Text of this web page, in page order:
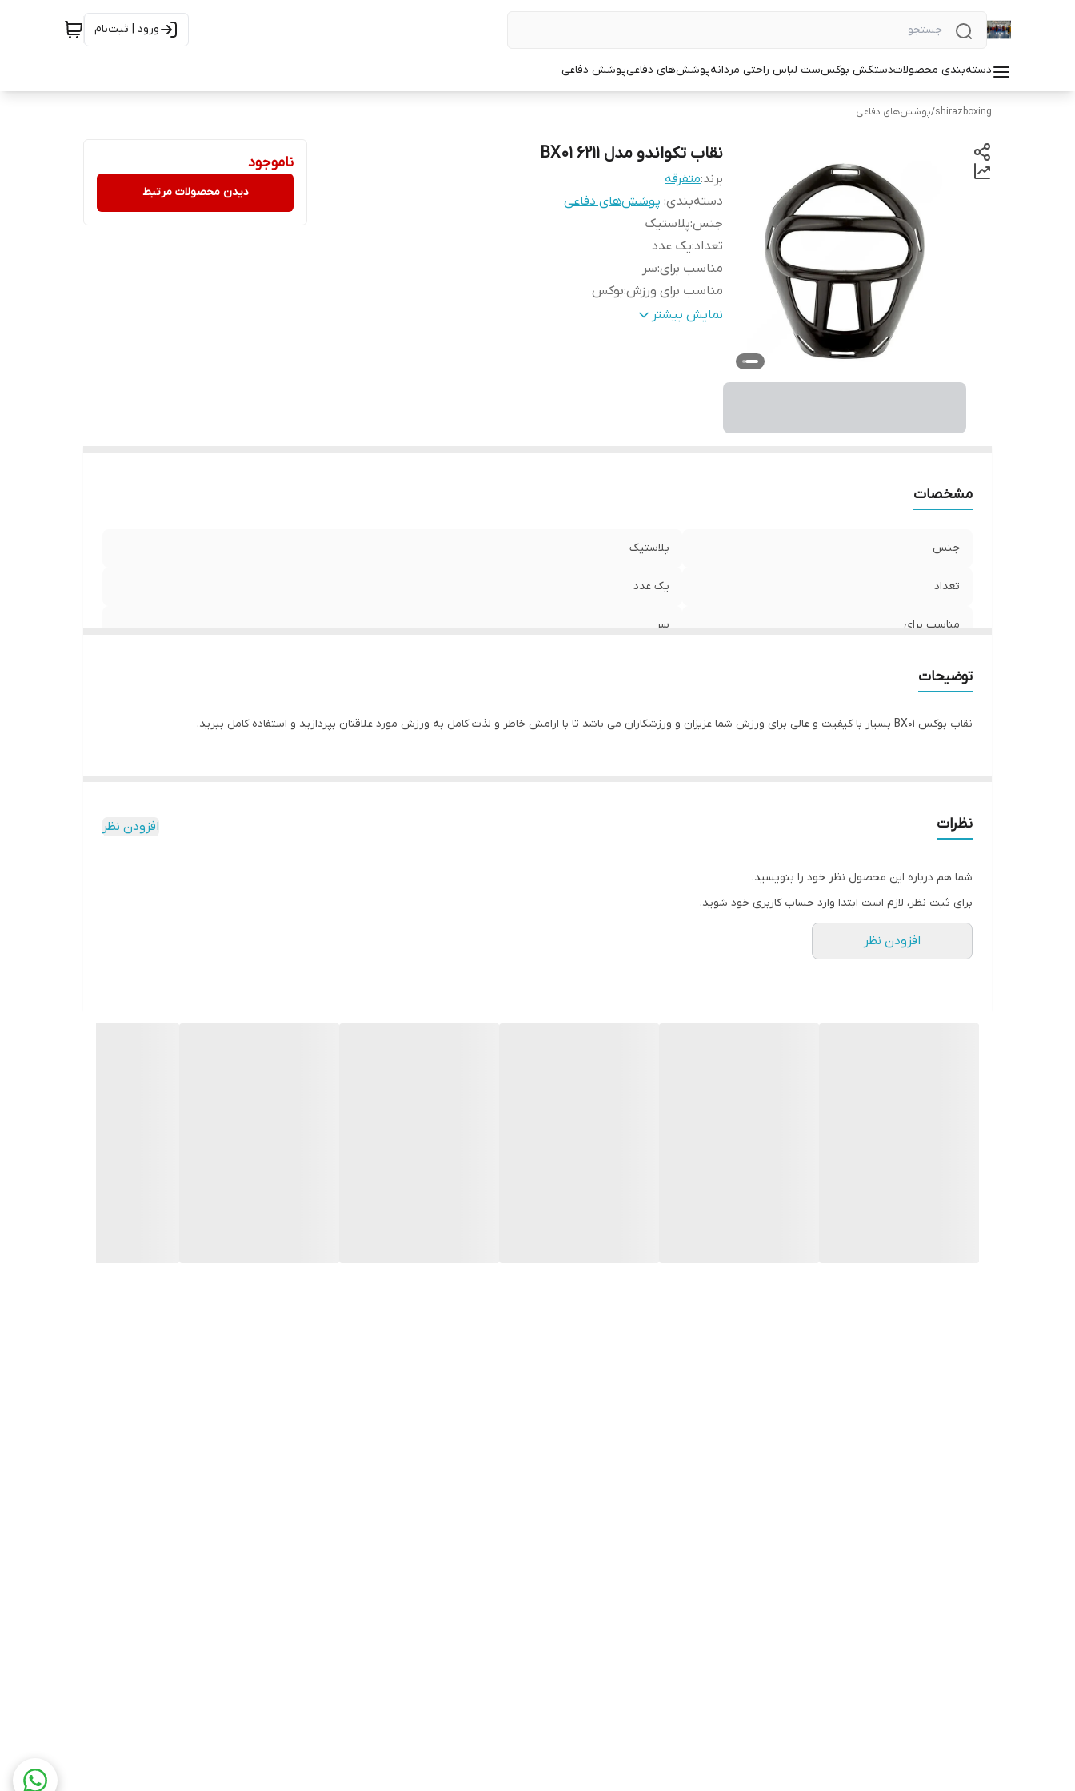
ورود | ثبت‌نام
دسته‌بندی محصولاتدستکش بوکسست لباس راحتی مردانهپوشش‌های دفاعیپوشش دفاعی
shirazboxing
/پوشش‌های دفاعی
نقاب تکواندو مدل 6211 BX01
برند:متفرقه
دسته‌بندی: پوشش‌های دفاعی
جنس:پلاستیک
تعداد:یک عدد
مناسب برای:سر
مناسب برای ورزش:بوکس
نوع نگهدارنده و متصل‌کننده
نمایش بیشتر
ناموجود
دیدن محصولات مرتبط
مشخصات
جنس پلاستیک
تعداد یک عدد
مناسب برای سر
توضیحات
نقاب بوکس BX01 بسیار با کیفیت و عالی برای ورزش شما عزیزان و ورزشکاران می باشد تا با ارامش خاطر و لذت کامل به ورزش مورد علاقتان بپردازید و استفاده کامل ببرید.
نظرات افزودن نظر
شما هم درباره این محصول نظر خود را بنویسید.
برای ثبت نظر، لازم است ابتدا وارد حساب کاربری خود شوید.
افزودن نظر